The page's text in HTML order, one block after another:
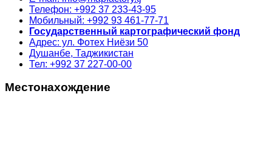
Телефон: +992 37 233-43-95
Мобильный: +992 93 461-77-71
Государственный картографический фонд
Адрес: ул. Фотех Ниёзи 50
Душанбе, Таджикистан
Тел: +992 37 227-00-00
Местонахождение